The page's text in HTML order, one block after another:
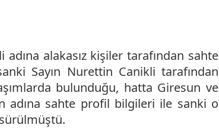
alakasız kişiler tarafından sahte
Sayın Nurettin Canikli tarafından
bulunduğu, hatta Giresun ve
adına sahte profil bilgileri ile sanki o